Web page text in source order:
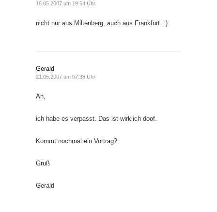
16.05.2007 um 19:54 Uhr
nicht nur aus Miltenberg, auch aus Frankfurt. :)
Gerald
21.05.2007 um 07:36 Uhr
Ah,
ich habe es verpasst. Das ist wirklich doof.
Kommt nochmal ein Vortrag?
Gruß
Gerald